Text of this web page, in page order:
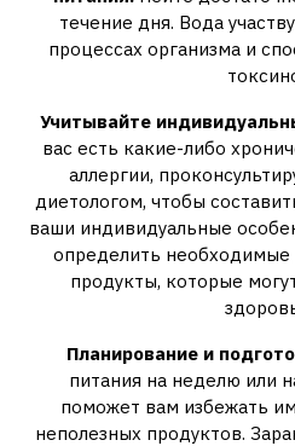
течение дня. Вода
процессах организма и
Учитывайте
вас есть какие-либо
аллергии,
диетологом, чтобы
ваши индивидуальные
определить необходимые
продукты, которые
Планирование и
питания на неделю или
поможет вам избежать
неполезных продуктов.